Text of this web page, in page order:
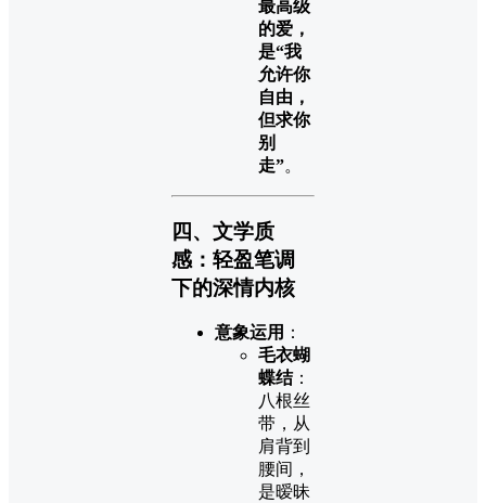
最高级
的爱，
是“我
允许你
自由，
但求你
别
走”。
四、文学质
感：轻盈笔调
下的深情内核
意象运用 ：
毛衣蝴
蝶结：
八根丝
带，从
肩背到
腰间，
是暧昧